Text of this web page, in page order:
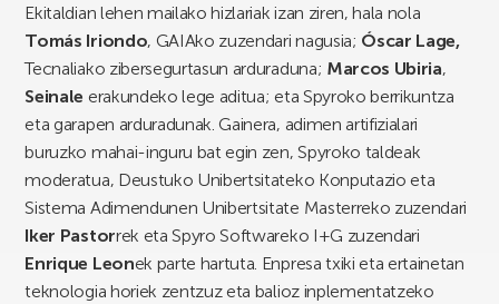
Ekitaldian lehen mailako hizlariak izan ziren, hala nola
Tomás Iriondo, GAIAko zuzendari nagusia; Óscar Lage,
Tecnaliako zibersegurtasun arduraduna; Marcos Ubiria,
Seinale erakundeko lege aditua; eta Spyroko berrikuntza
eta garapen arduradunak. Gainera, adimen artifizialari
buruzko mahai-inguru bat egin zen, Spyroko taldeak
moderatua, Deustuko Unibertsitateko Konputazio eta
Sistema Adimendunen Unibertsitate Masterreko zuzendari
Iker Pastorrek eta Spyro Softwareko I+G zuzendari
Enrique Leonek parte hartuta. Enpresa txiki eta ertainetan
teknologia horiek zentzuz eta balioz inplementatzeko